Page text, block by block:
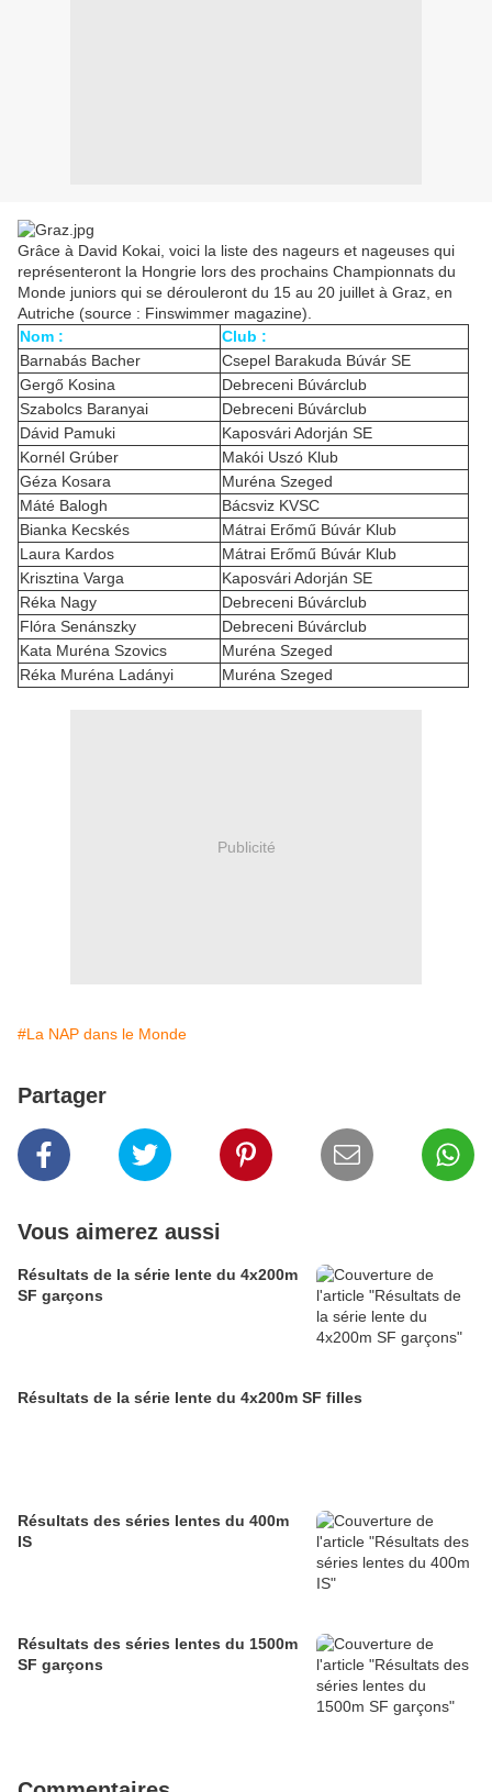
Grâce à David Kokai, voici la liste des nageurs et nageuses qui
représenteront la Hongrie lors des prochains Championnats du
Monde juniors qui se dérouleront du 15 au 20 juillet à Graz, en
Autriche (source : Finswimmer magazine).
Nom :
Club :
Barnabás Bacher
Csepel Barakuda Búvár SE
Gergő Kosina
Debreceni Búvárclub
Szabolcs Baranyai
Debreceni Búvárclub
Dávid Pamuki
Kaposvári Adorján SE
Kornél Grúber
Makói Uszó Klub
Géza Kosara
Muréna Szeged
Máté Balogh
Bácsviz KVSC
Bianka Kecskés
Mátrai Erőmű Búvár Klub
Laura Kardos
Mátrai Erőmű Búvár Klub
Krisztina Varga
Kaposvári Adorján SE
Réka Nagy
Debreceni Búvárclub
Flóra Senánszky
Debreceni Búvárclub
Kata Muréna Szovics
Muréna Szeged
Réka Muréna Ladányi
Muréna Szeged
Publicité
#La NAP dans le Monde
Partager
Vous aimerez aussi
Résultats de la série lente du 4x200m
SF garçons
Résultats de la série lente du 4x200m SF filles
Résultats des séries lentes du 400m
IS
Résultats des séries lentes du 1500m
SF garçons